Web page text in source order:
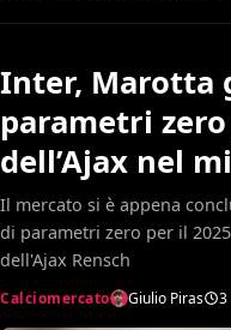
Inter, Marotta
parametri
dell’Ajax nel
Il mercato si è appena
di parametri zero per il
dell'Ajax Rensch
Calciomercato Giulio Piras 3